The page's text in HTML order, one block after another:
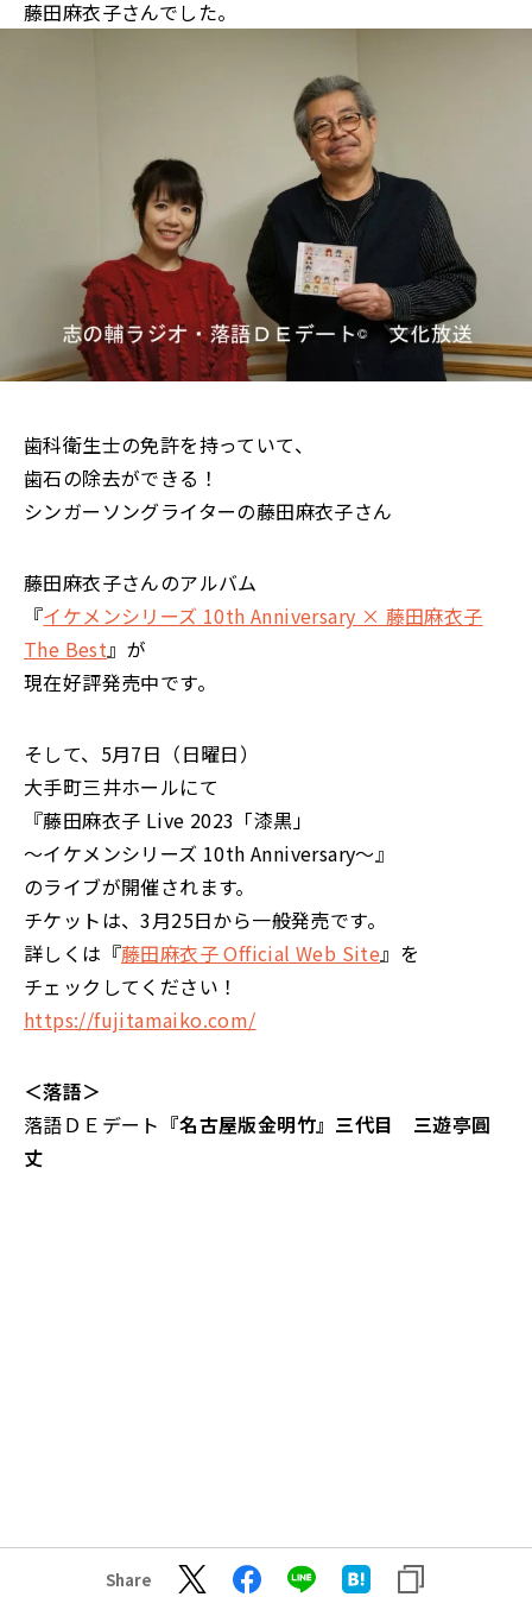
藤田麻衣子さんでした。
歯科衛生士の免許を持っていて、
歯石の除去ができる！
シンガーソングライターの藤田麻衣子さん
藤田麻衣子さんのアルバム
『イケメンシリーズ 10th Anniversary × 藤田麻衣子
The Best』が
現在好評発売中です。
そして、5月7日（日曜日）
大手町三井ホールにて
『藤田麻衣子 Live 2023「漆黒」
〜イケメンシリーズ 10th Anniversary〜』
のライブが開催されます。
チケットは、3月25日から一般発売です。
詳しくは『藤田麻衣子 Official Web Site』を
チェックしてください！
https://fujitamaiko.com/
＜落語＞
落語ＤＥデート 『名古屋版金明竹』三代目 三遊亭圓
丈
Share